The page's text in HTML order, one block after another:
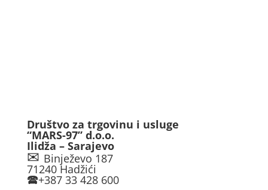
Društvo za trgovinu i usluge
“MARS-97” d.o.o.
Ilidža – Sarajevo
✉Binježevo 187
71240 Hadžići
🕿+387 33 428 600